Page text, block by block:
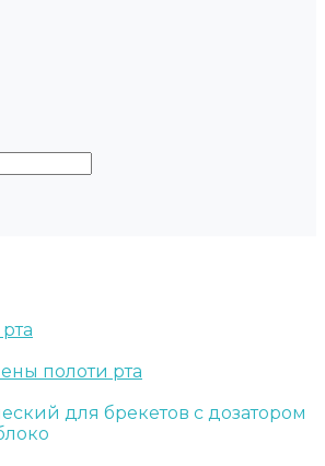
полоти рта
для брекетов с дозатором